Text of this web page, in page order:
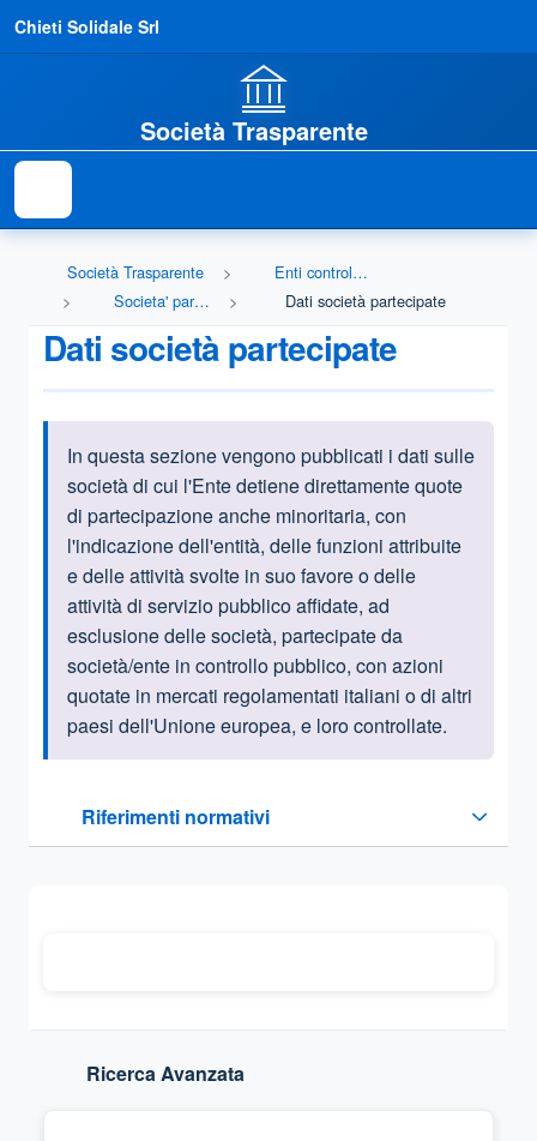
Chieti Solidale Srl
Società Trasparente
Società Trasparente
Enti controllati
Societa' partecipate
Dati società partecipate
Dati società partecipate
Informazioni introduttive
In questa sezione vengono pubblicati i dati sulle
società di cui l'Ente detiene direttamente quote
di partecipazione anche minoritaria, con
l'indicazione dell'entità, delle funzioni attribuite
e delle attività svolte in suo favore o delle
attività di servizio pubblico affidate, ad
esclusione delle società, partecipate da
società/ente in controllo pubblico, con azioni
quotate in mercati regolamentati italiani o di altri
paesi dell'Unione europea, e loro controllate.
Riferimenti normativi
Sezione compressa
Ricerca Avanzata